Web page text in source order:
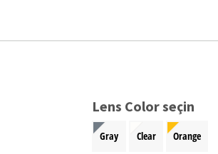
Lens Color seçin
Gray Clear Orange